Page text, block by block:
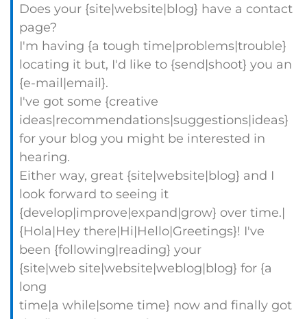
Does your {site|website|blog} have a contact
page?
I'm having {a tough time|problems|trouble}
locating it but, I'd like to {send|shoot} you an
{e-mail|email}.
I've got some {creative
ideas|recommendations|suggestions|ideas}
for your blog you might be interested in
hearing.
Either way, great {site|website|blog} and I
look forward to seeing it
{develop|improve|expand|grow} over time.|
{Hola|Hey there|Hi|Hello|Greetings}! I've
been {following|reading} your
{site|web site|website|weblog|blog} for {a
long
time|a while|some time} now and finally got